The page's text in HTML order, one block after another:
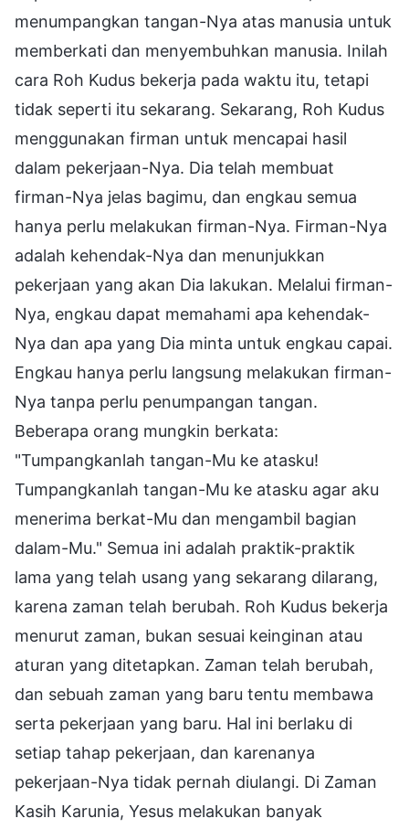
menumpangkan tangan-Nya atas manusia untuk
memberkati dan menyembuhkan manusia. Inilah
cara Roh Kudus bekerja pada waktu itu, tetapi
tidak seperti itu sekarang. Sekarang, Roh Kudus
menggunakan firman untuk mencapai hasil
dalam pekerjaan-Nya. Dia telah membuat
firman-Nya jelas bagimu, dan engkau semua
hanya perlu melakukan firman-Nya. Firman-Nya
adalah kehendak-Nya dan menunjukkan
pekerjaan yang akan Dia lakukan. Melalui firman-
Nya, engkau dapat memahami apa kehendak-
Nya dan apa yang Dia minta untuk engkau capai.
Engkau hanya perlu langsung melakukan firman-
Nya tanpa perlu penumpangan tangan.
Beberapa orang mungkin berkata:
"Tumpangkanlah tangan-Mu ke atasku!
Tumpangkanlah tangan-Mu ke atasku agar aku
menerima berkat-Mu dan mengambil bagian
dalam-Mu." Semua ini adalah praktik-praktik
lama yang telah usang yang sekarang dilarang,
karena zaman telah berubah. Roh Kudus bekerja
menurut zaman, bukan sesuai keinginan atau
aturan yang ditetapkan. Zaman telah berubah,
dan sebuah zaman yang baru tentu membawa
serta pekerjaan yang baru. Hal ini berlaku di
setiap tahap pekerjaan, dan karenanya
pekerjaan-Nya tidak pernah diulangi. Di Zaman
Kasih Karunia, Yesus melakukan banyak